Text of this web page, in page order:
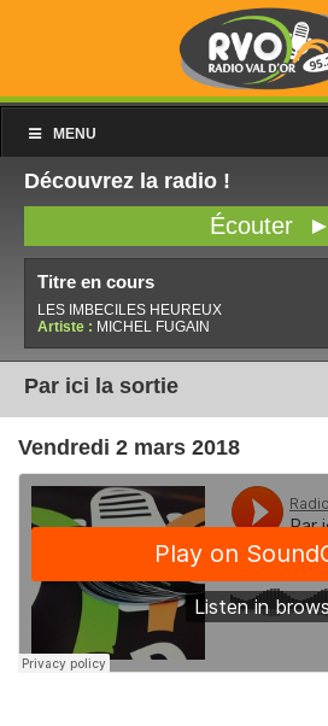
MENU
Découvrez la radio !
Écouter ►
Titre en cours
LES IMBECILES HEUREUX
Artiste : MICHEL FUGAIN
Par ici la sortie
Vendredi 2 mars 2018